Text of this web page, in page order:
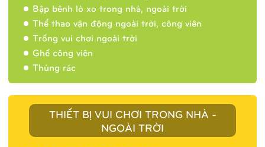
Bập bênh lò xo trong nhà, ngoài trời
Thể thao vận động ngoài trời, công viên
Trống vui chơi ngoài trời
Ghế công viên
Thùng rác
THIẾT BỊ VUI CHƠI TRONG NHÀ -
NGOÀI TRỜI